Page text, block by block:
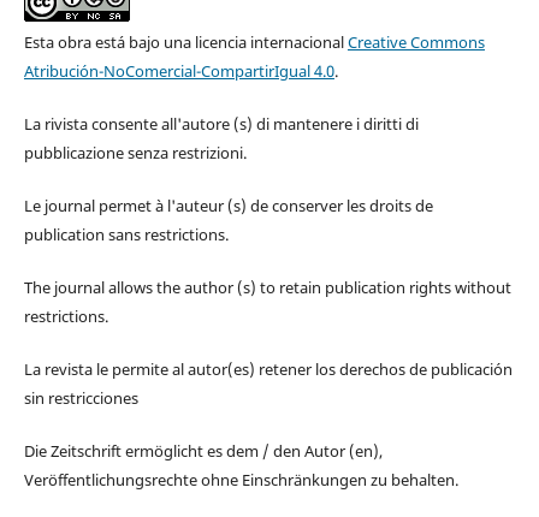
Esta obra está bajo una licencia internacionalCreative Commons
Atribución-NoComercial-CompartirIgual 4.0.
La rivista consente all'autore (s) di mantenere i diritti di
pubblicazione senza restrizioni.
Le journal permet à l'auteur (s) de conserver les droits de
publication sans restrictions.
The journal allows the author (s) to retain publication rights without
restrictions.
La revista le permite al autor(es) retener los derechos de publicación
sin restricciones
Die Zeitschrift ermöglicht es dem / den Autor (en),
Veröffentlichungsrechte ohne Einschränkungen zu behalten.